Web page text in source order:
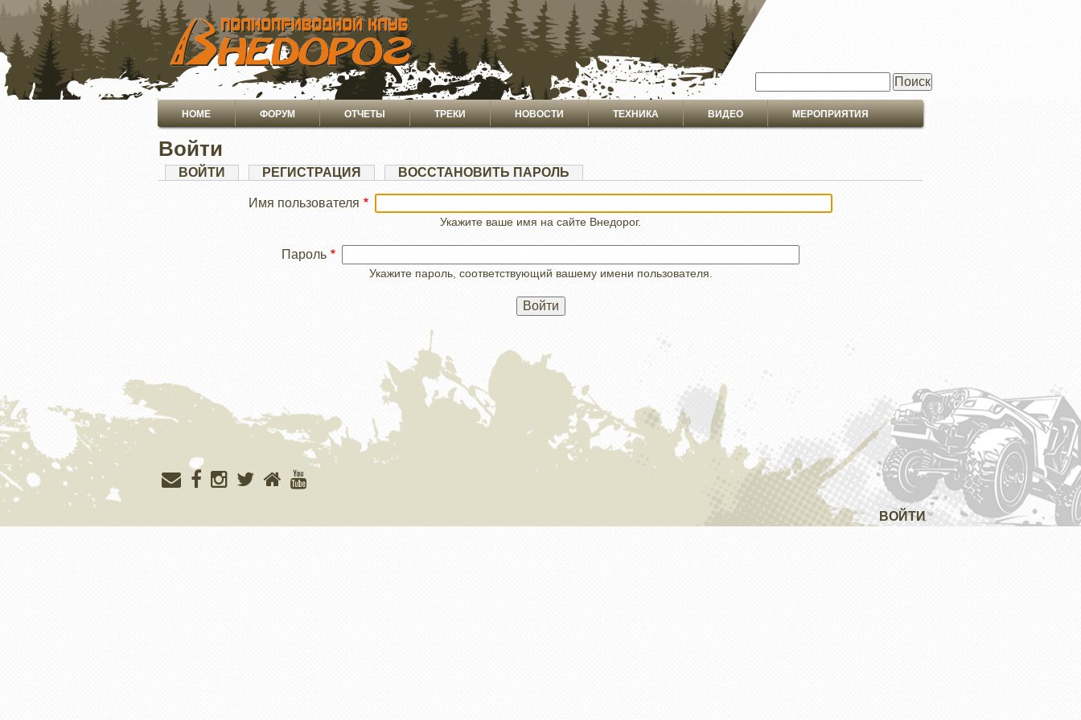
ПЕРЕЙТИ
ОСНОВНОМУ
СОДЕРЖАНИЮ
Основная
навигация
HOME ФОРУМ ОТЧЕТЫ ТРЕКИ НОВОСТИ ТЕХНИКА ВИДЕО МЕРОПРИЯТИЯ
Войти
Главные
ВОЙТИ
(АКТИВНАЯ
РЕГИСТРАЦИЯ ВОССТАНОВИТЬ ПАРОЛЬ
Имя пользователя
Укажите ваше имя на сайте Внедорог.
Пароль
Укажите пароль, соответствующий вашему имени пользователя.
Меню
ВОЙТИ